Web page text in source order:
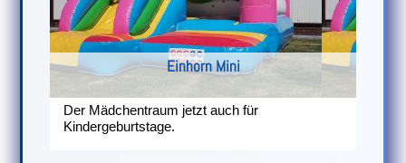
Einhorn Mini
Der Mädchentraum jetzt auch für
Kindergeburtstage.